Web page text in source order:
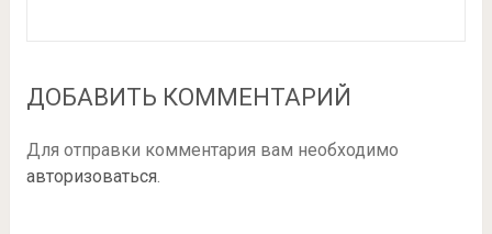
ДОБАВИТЬ КОММЕНТАРИЙ
Для отправки комментария вам необходимо
авторизоваться.